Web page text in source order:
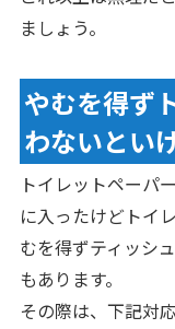
ましょう。
やむを得ず
わないとい
トイレットペーパ
に入ったけどトイ
むを得ずティッシ
もあります。
その際は、下記対